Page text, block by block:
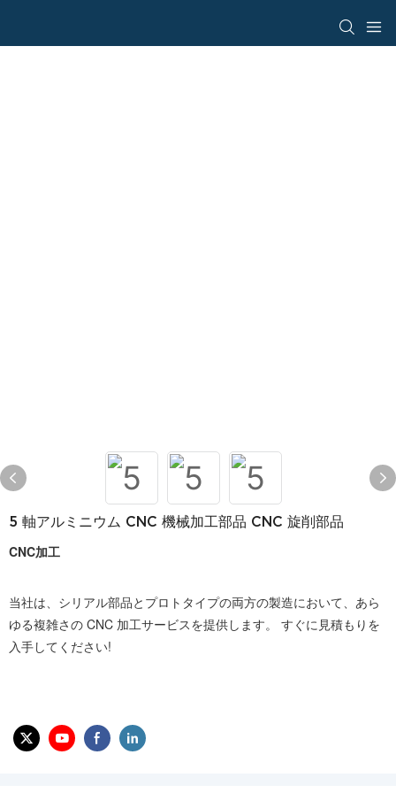
5 軸アルミニウム CNC 機械加工部品 CNC 旋削部品
CNC加工
当社は、シリアル部品とプロトタイプの両方の製造において、あら
ゆる複雑さの CNC 加工サービスを提供します。 すぐに見積もりを